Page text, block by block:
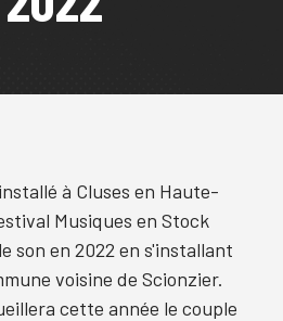
à Cluses en Haute-
Musiques en Stock
son en 2022 en s'installant
voisine de Scionzier.
cette année le couple